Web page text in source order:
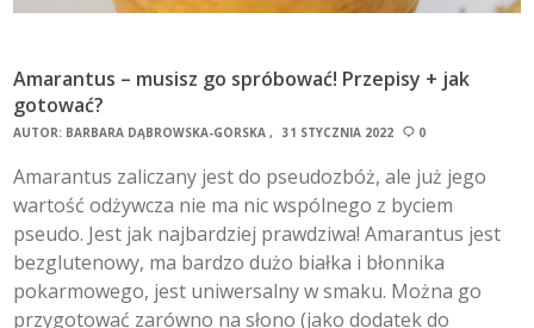
Amarantus – musisz go spróbować! Przepisy + jak
gotować?
AUTOR: BARBARA DĄBROWSKA-GÓRSKA 31 STYCZNIA 2022 0
Amarantus zaliczany jest do pseudozbóż, ale już jego
wartość odżywcza nie ma nic wspólnego z byciem
pseudo. Jest jak najbardziej prawdziwa! Amarantus jest
bezglutenowy, ma bardzo dużo białka i błonnika
pokarmowego, jest uniwersalny w smaku. Można go
przygotować zarówno na słono (jako dodatek do